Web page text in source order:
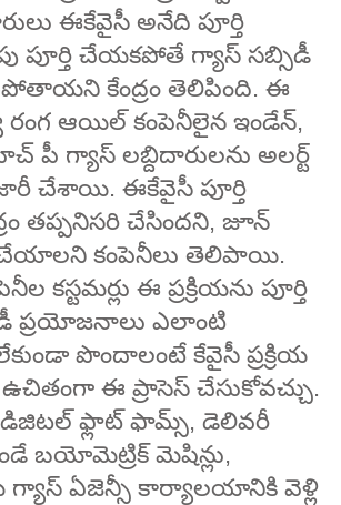
ఈకేవైసీ అనేది పూర్తి
చేయకపోతే గ్యాస్ సబ్సిడీ
కేంద్రం తెలిపింది. ఈ
రంగ ఆయిల్ కంపెనీలైన ఇండేన్,
పీ గ్యాస్ లబ్దిదారులను అలర్ట్
జారీ చేశాయి. ఈకేవైసీ పూర్తి
తప్పనిసరి చేసిందని, జూన్
చేయాలని కంపెనీలు తెలిపాయి.
కస్టమర్లు ఈ ప్రక్రియను పూర్తి
ప్రయోజనాలు ఎలాంటి
పొందాలంటే కేవైసీ ప్రక్రియ
ఈ ప్రాసెస్ చేసుకోవచ్చు.
డిజిటల్ ఫ్లాట్ ఫామ్స్, డెలివరీ
బయోమెట్రిక్ మెషిన్లు,
ఏజెన్సీ కార్యాలయానికి వెళ్లి